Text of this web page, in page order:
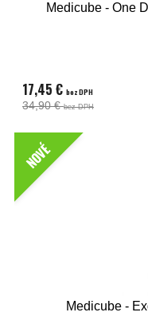
Medicube - One
17,45 € bez DPH
34,90 €bez DPH
NOVÉ
Medicube -